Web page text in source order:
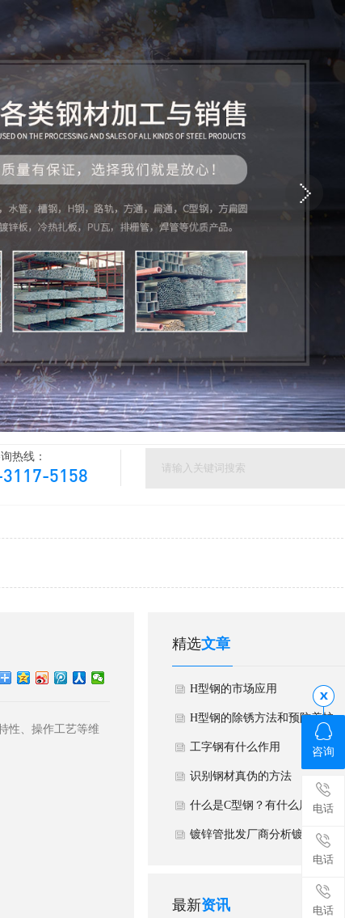
热线：
5158
性、操作工艺等维
精选文章
H型钢的市场应用
H型钢的除锈方法和预防养护
工字钢有什么作用
识别钢材真伪的方法
什么是C型钢？有什么用途？
镀锌管批发厂商分析镀锌管性
最新资讯
咨询
电话
电话
电话